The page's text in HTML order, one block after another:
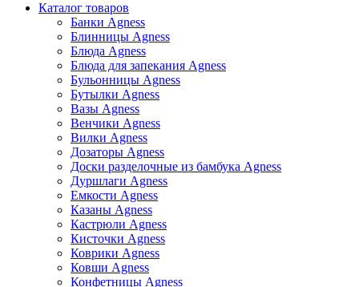
Каталог товаров
Банки Agness
Блинницы Agness
Блюда Agness
Блюда для запекания Agness
Бульонницы Agness
Бутылки Agness
Вазы Agness
Венчики Agness
Вилки Agness
Дозаторы Agness
Доски разделочные из бамбука Agness
Дуршлаги Agness
Емкости Agness
Казаны Agness
Кастрюли Agness
Кисточки Agness
Коврики Agness
Ковши Agness
Конфетницы Agness